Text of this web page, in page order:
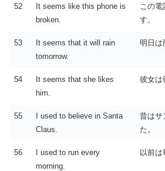
52
It seems like this phone is
broken.
この
す。
53
It seems that it will rain
tomorrow.
明日は
54
It seems that she likes
him.
彼女は
55
I used to believe in Santa
Claus.
昔はサ
た。
56
I used to run every
morning.
以前は